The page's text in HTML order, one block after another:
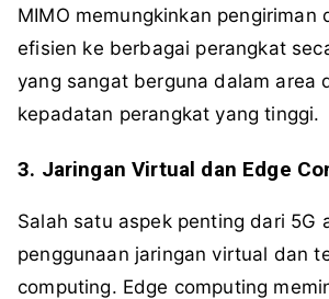
MIMO memungkinkan pengiriman
efisien ke berbagai perangkat
yang sangat berguna dalam area
kepadatan perangkat yang tinggi.
3. Jaringan Virtual dan Edge
Salah satu aspek penting dari 5G
penggunaan jaringan virtual dan
computing. Edge computing